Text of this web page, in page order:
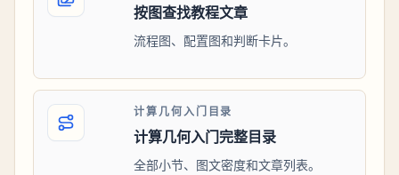
按图查找教程文章
流程图、配置图和判断卡片。
计算几何入门目录
计算几何入门完整目录
全部小节、图文密度和文章列表。